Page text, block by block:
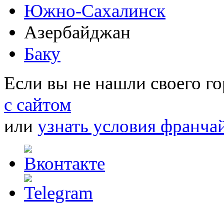
Южно-Сахалинск
Азербайджан
Баку
Если вы не нашли своего
с сайтом
или узнать условия